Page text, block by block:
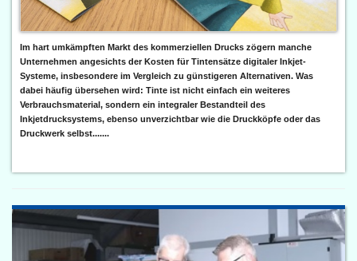
Im hart umkämpften Markt des kommerziellen Drucks zögern manche
Unternehmen angesichts der Kosten für Tintensätze digitaler Inkjet-
Systeme, insbesondere im Vergleich zu günstigeren Alternativen. Was
dabei häufig übersehen wird: Tinte ist nicht einfach ein weiteres
Verbrauchsmaterial, sondern ein integraler Bestandteil des
Inkjetdrucksystems, ebenso unverzichtbar wie die Druckköpfe oder das
Druckwerk selbst.......